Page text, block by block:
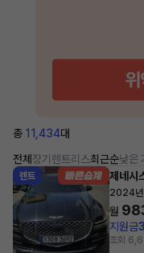
총 11,434대
전체 장기렌트리스최근순낮은
렌트 제네시
2024년
월
지원금
조회